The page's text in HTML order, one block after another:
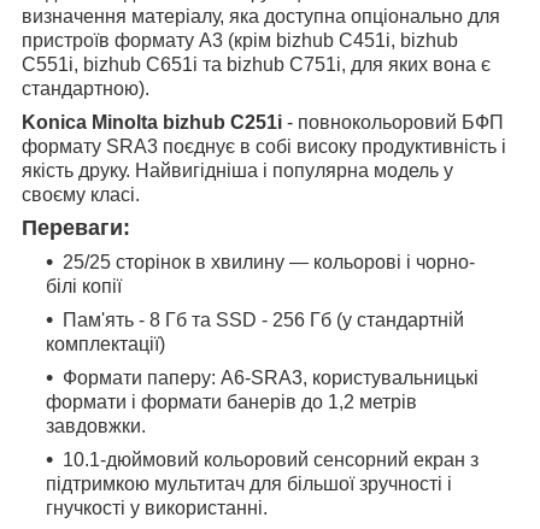
визначення матеріалу, яка доступна опціонально для
пристроїв формату А3 (крім bizhub C451i, bizhub
C551i, bizhub C651i та bizhub C751i, для яких вона є
стандартною).
Konica Minolta bizhub C251i - повнокольоровий БФП
формату SRА3 поєднує в собі високу продуктивність і
якість друку. Найвигідніша і популярна модель у
своєму класі.
Переваги:
25/25 сторінок в хвилину ― кольорові і чорно-
білі копії
Пам'ять - 8 Гб та SSD - 256 Гб (у стандартній
комплектації)
Формати паперу: A6-SRA3, користувальницькі
формати і формати банерів до 1,2 метрів
завдовжки.
10.1-дюймовий кольоровий сенсорний екран з
підтримкою мультитач для більшої зручності і
гнучкості у використанні.